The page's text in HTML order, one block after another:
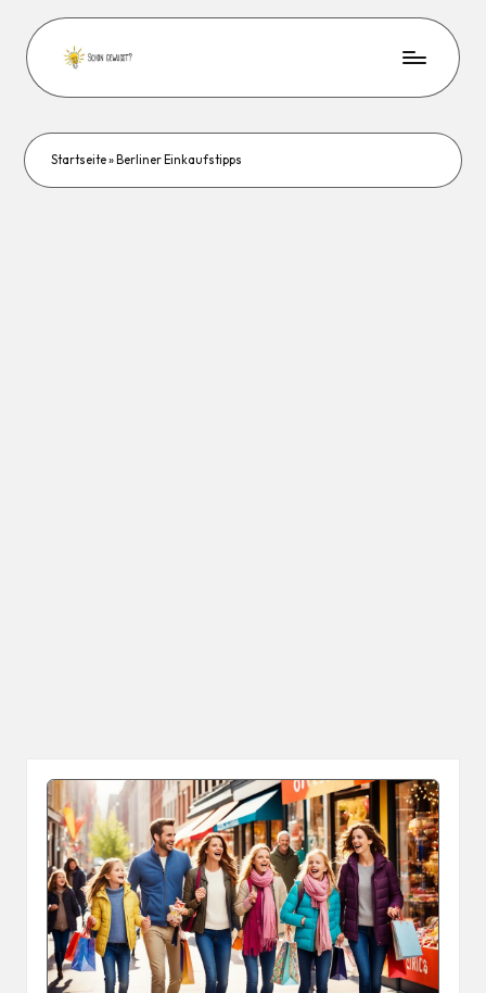
Startseite» Berliner Einkaufstipps